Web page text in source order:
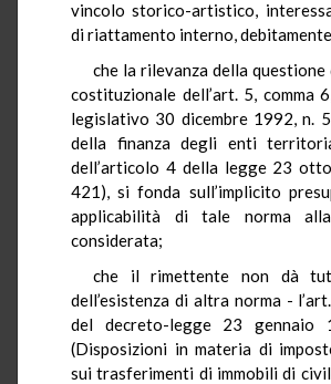
vincolo storico-artistico,
di riattamento interno,
che la rilevanza della
costituzionale dell’art. 5, comma
legislativo 30 dicembre 1992, n.
della finanza degli enti
dell’articolo 4 della legge 23
421), si fonda sull’implicito
applicabilità di tale norma
considerata;
che il rimettente non dà
dell’esistenza di altra norma -
del decreto-legge 23 gennaio
(Disposizioni in materia di
sui trasferimenti di immobili di